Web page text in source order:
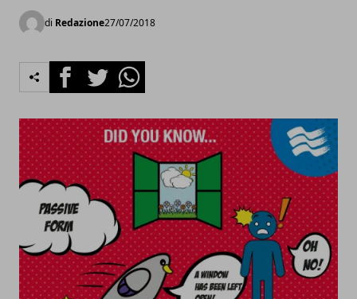
di Redazione27/07/2018
FacebookTwitterWhatsapp